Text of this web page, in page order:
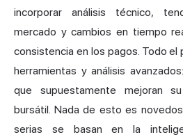
incorporar análisis técnico,
mercado y cambios en tiempo
consistencia en los pagos. Todo
herramientas y análisis
que supuestamente mejoran
bursátil. Nada de esto es
serias se basan en la